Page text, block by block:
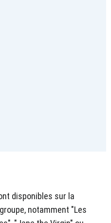
disponibles sur la
notamment "Les